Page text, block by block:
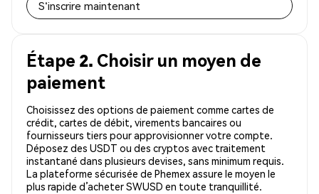
S'inscrire maintenant
Étape 2. Choisir un moyen de
paiement
Choisissez des options de paiement comme cartes de
crédit, cartes de débit, virements bancaires ou
fournisseurs tiers pour approvisionner votre compte.
Déposez des USDT ou des cryptos avec traitement
instantané dans plusieurs devises, sans minimum requis.
La plateforme sécurisée de Phemex assure le moyen le
plus rapide d’acheter SWUSD en toute tranquillité.